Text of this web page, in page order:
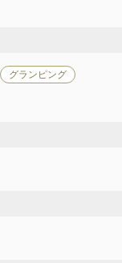
グランピング